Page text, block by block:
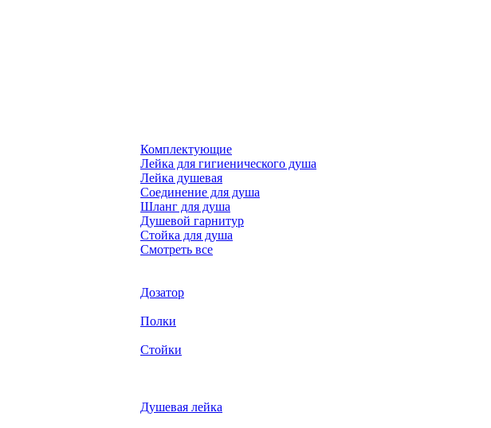
Комплектующие
Лейка для гигиенического душа
Лейка душевая
Соединение для душа
Шланг для душа
Душевой гарнитур
Стойка для душа
Смотреть все
Дозатор
Полки
Стойки
Душевая лейка